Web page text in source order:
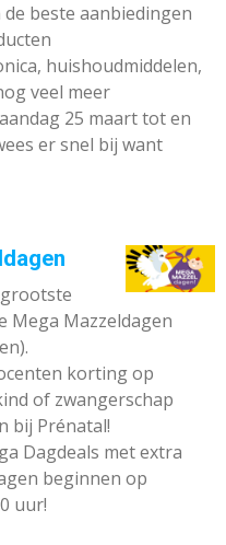
beste aanbiedingen
huishoudmiddelen,
veel meer
25 maart tot en
er snel bij want
Mega Mazzeldagen
korting op
of zwangerschap
bij Prénatal!
Dagdeals met extra
beginnen op
uur!